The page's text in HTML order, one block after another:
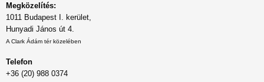
Megközelítés:
1011 Budapest I. kerület,
Hunyadi János út 4.
A Clark Ádám tér közelében
Telefon
+36 (20) 988 0374